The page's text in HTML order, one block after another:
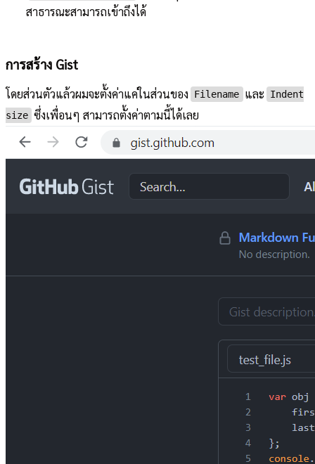
สาธารณะสามารถเข้าถึงได้
การสร้าง Gist
โดยส่วนตัวแล้วผมจะตั้งค่าแค่ในส่วนของ Filename และ
Indent
size ซึ่งเพื่อนๆ สามารถตั้งค่าตามนี้ได้เลย